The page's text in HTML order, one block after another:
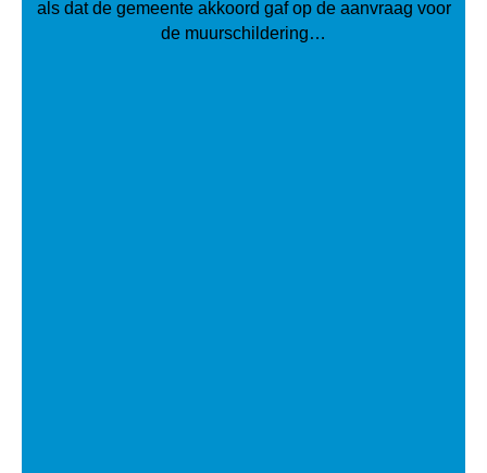
als dat de gemeente akkoord gaf op de aanvraag voor
de muurschildering…